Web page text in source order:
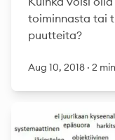
toiminnasta tai
puutteita?
Aug 10, 2018 · 2